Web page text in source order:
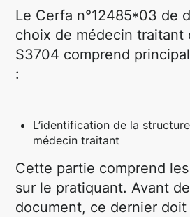
Le Cerfa n°12485*03 de
choix de médecin traitant
S3704 comprend
:
L’identification de la
médecin traitant
Cette partie comprend
sur le pratiquant. Avant
document, ce dernier